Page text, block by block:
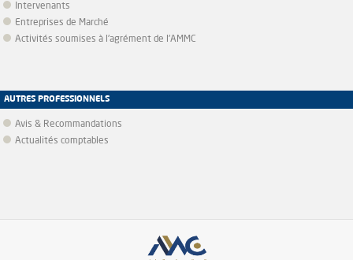
Intervenants
Entreprises de Marché
Activités soumises à l'agrément de l'AMMC
AUTRES PROFESSIONNELS
Avis & Recommandations
Actualités comptables